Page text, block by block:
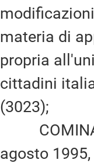
materia di
propria
cittadini
(3023);
agosto